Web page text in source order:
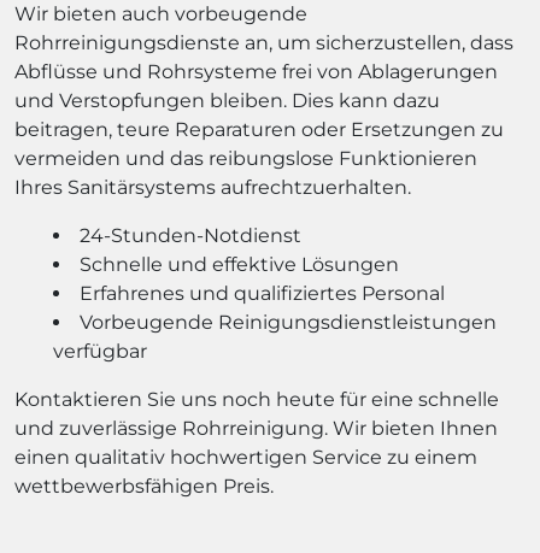
Wir bieten auch vorbeugende
Rohrreinigungsdienste an, um sicherzustellen, dass
Abflüsse und Rohrsysteme frei von Ablagerungen
und Verstopfungen bleiben. Dies kann dazu
beitragen, teure Reparaturen oder Ersetzungen zu
vermeiden und das reibungslose Funktionieren
Ihres Sanitärsystems aufrechtzuerhalten.
24-Stunden-Notdienst
Schnelle und effektive Lösungen
Erfahrenes und qualifiziertes Personal
Vorbeugende Reinigungsdienstleistungen
verfügbar
Kontaktieren Sie uns noch heute für eine schnelle
und zuverlässige Rohrreinigung. Wir bieten Ihnen
einen qualitativ hochwertigen Service zu einem
wettbewerbsfähigen Preis.